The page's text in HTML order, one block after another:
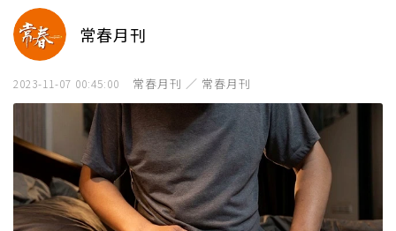
常春月刊
2023-11-07 00:45:00 常春月刊 ／ 常春月刊